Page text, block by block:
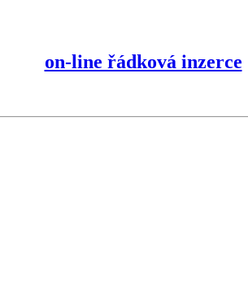
on-line řádková inzerce